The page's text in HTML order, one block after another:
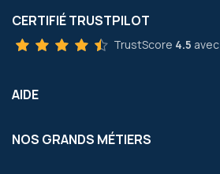
CERTIFIÉ TRUSTPILOT
TrustScore 4.5 avec
AIDE
NOS GRANDS MÉTIERS